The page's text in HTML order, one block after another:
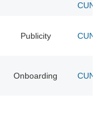
Publicity
Onboarding